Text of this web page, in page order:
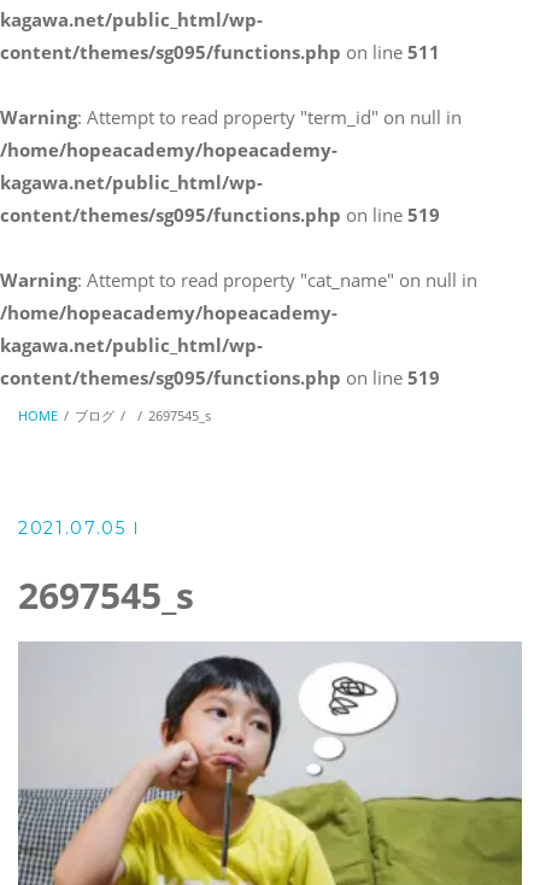
Webからのお問い合わせ
CONTACT
kagawa.net/public_html/wp-
content/themes/sg095/functions.php on line 511
Warning: Attempt to read property "term_id" on null in
/home/hopeacademy/hopeacademy-
kagawa.net/public_html/wp-
content/themes/sg095/functions.php on line 519
Warning: Attempt to read property "cat_name" on null in
/home/hopeacademy/hopeacademy-
kagawa.net/public_html/wp-
content/themes/sg095/functions.php on line 519
HOME ブログ 2697545_s
2021.07.05
2697545_s